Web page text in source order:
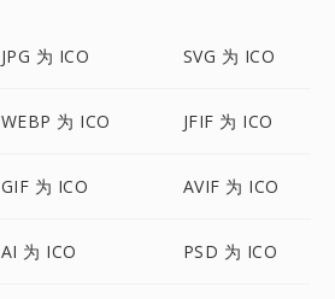
JPG 为 ICO SVG 为 ICO
WEBP 为 ICO JFIF 为 ICO
GIF 为 ICO AVIF 为 ICO
AI 为 ICO PSD 为 ICO